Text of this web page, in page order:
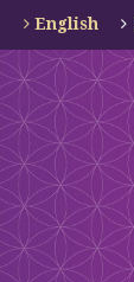
English